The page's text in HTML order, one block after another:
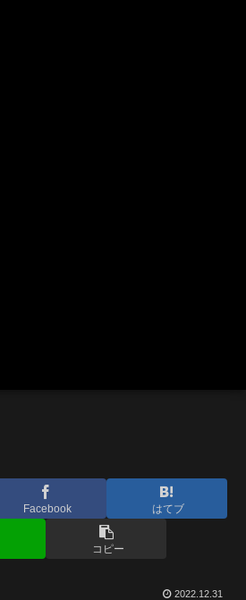
Facebook はてブ
コピー
2022.12.31